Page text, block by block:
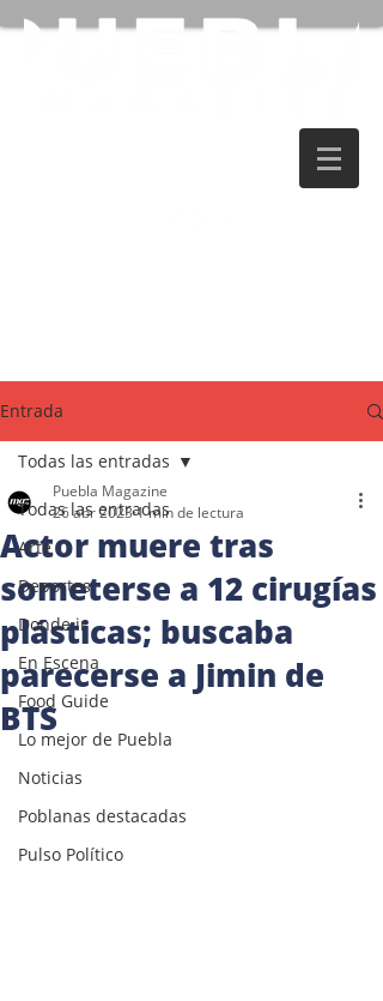
Entrada
Todas las entradas
Arte
Deportes
Donde ir
En Escena
Food Guide
Lo mejor de Puebla
Noticias
Poblanas destacadas
Pulso Político
Todas las entradas
Actor muere tras
someterse a 12 cirugías
plásticas; buscaba
parecerse a Jimin de
BTS
Puebla Magazine
26 abr 20231 min de lectura